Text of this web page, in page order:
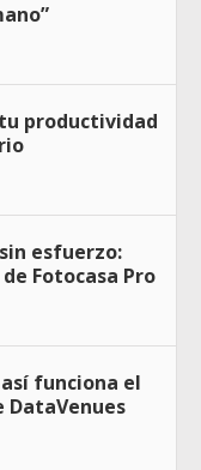
productividad
esfuerzo:
Fotocasa Pro
funciona el
DataVenues